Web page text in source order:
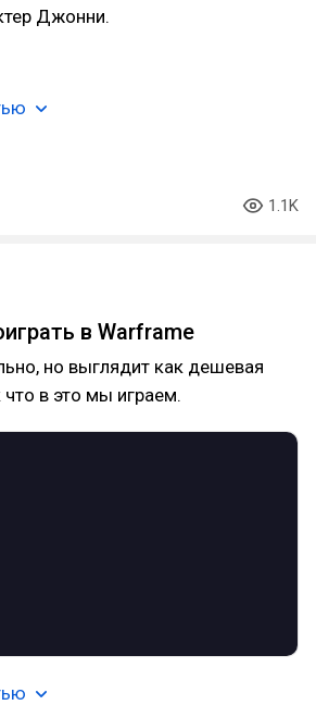
Джонни.
1.1K
в Warframe
но выглядит как дешевая
в это мы играем.